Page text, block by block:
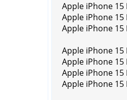
Apple iPhone 15
Apple iPhone 15
Apple iPhone 15
Apple iPhone 15
Apple iPhone 15
Apple iPhone 15
Apple iPhone 15